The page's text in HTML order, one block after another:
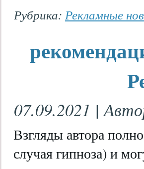
Рубрика: Рекламные
07.09.2021 |
Взгляды автора
случая гипноза) и